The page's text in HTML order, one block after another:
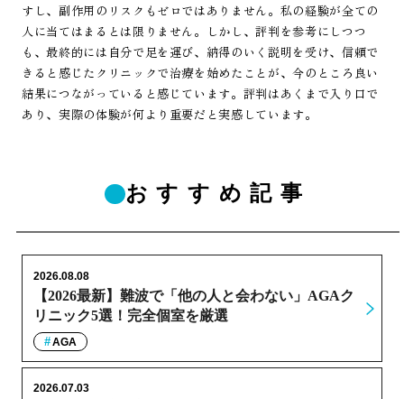
すし、副作用のリスクもゼロではありません。私の経験が全ての
人に当てはまるとは限りません。しかし、評判を参考にしつつ
も、最終的には自分で足を運び、納得のいく説明を受け、信頼で
きると感じたクリニックで治療を始めたことが、今のところ良い
結果につながっていると感じています。評判はあくまで入り口で
あり、実際の体験が何より重要だと実感しています。
おすすめ記事
【2026最新】難波で「他の人と会わない」AGAク
リニック5選！完全個室を厳選
2026.08.08
AGA
2026.07.03